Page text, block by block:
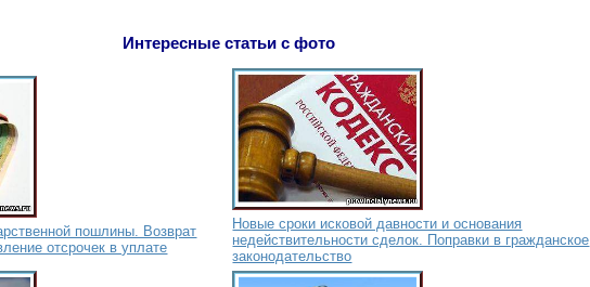
Интересные статьи с фото
пошлины. Возврат
отсрочек в уплате
Новые сроки исковой давности и основания
недействительности сделок. Поправки в гражданское
законодательство